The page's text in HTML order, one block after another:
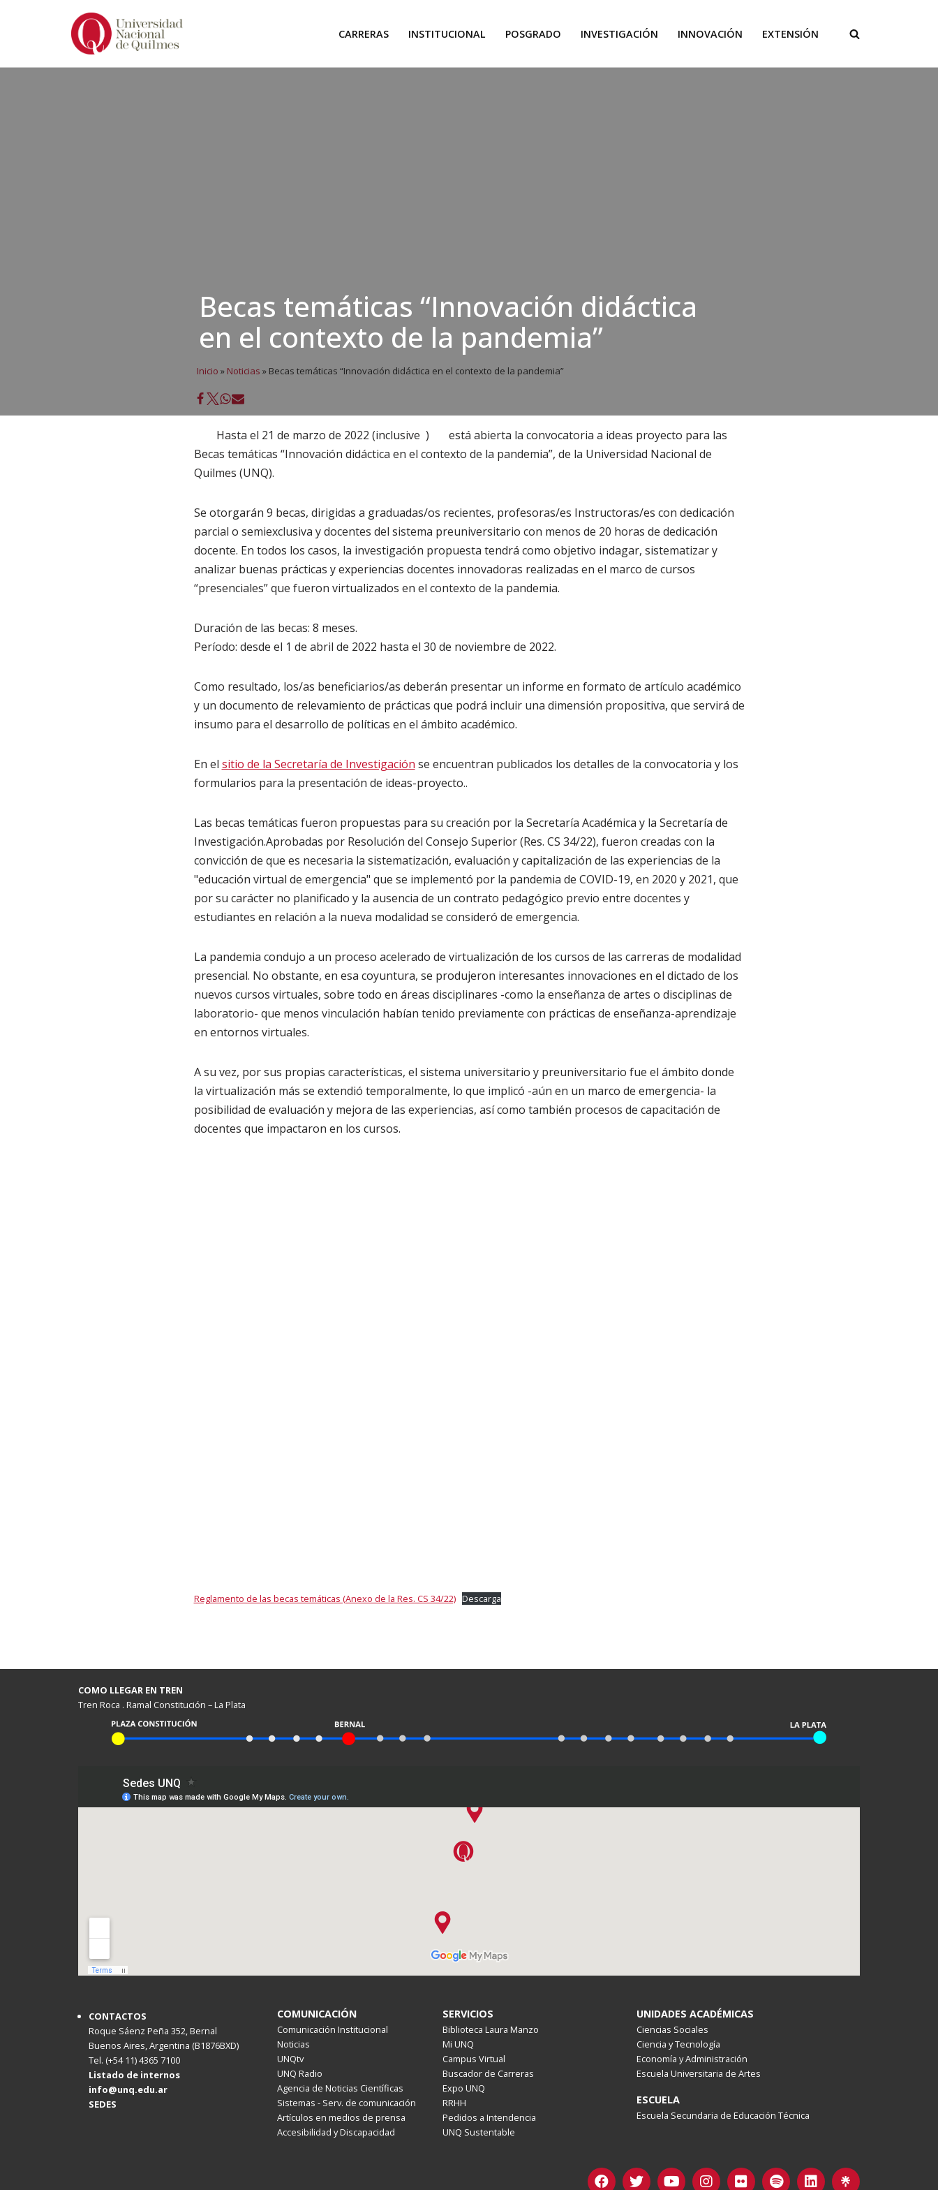
CARRERAS INSTITUCIONAL POSGRADO INVESTIGACIÓN INNOVACIÓN EXTENSIÓN
Becas temáticas “Innovación didáctica
en el contexto de la pandemia”
Inicio » Noticias » Becas temáticas “Innovación didáctica en el contexto de la pandemia”
Hasta el 21 de marzo de 2022 (inclusive )
está abierta la convocatoria a ideas proyecto para las
Becas temáticas “Innovación didáctica en el contexto de la pandemia”, de la Universidad Nacional de
Quilmes (UNQ).
Se otorgarán 9 becas, dirigidas a graduadas/os recientes, profesoras/es Instructoras/es con dedicación
parcial o semiexclusiva y docentes del sistema preuniversitario con menos de 20 horas de dedicación
docente. En todos los casos, la investigación propuesta tendrá como objetivo indagar, sistematizar y
analizar buenas prácticas y experiencias docentes innovadoras realizadas en el marco de cursos
“presenciales” que fueron virtualizados en el contexto de la pandemia.
Duración de las becas: 8 meses.
Período: desde el 1 de abril de 2022 hasta el 30 de noviembre de 2022.
Como resultado, los/as beneficiarios/as deberán presentar un informe en formato de artículo académico
y un documento de relevamiento de prácticas que podrá incluir una dimensión propositiva, que servirá de
insumo para el desarrollo de políticas en el ámbito académico.
En el sitio de la Secretaría de Investigación se encuentran publicados los detalles de la convocatoria y los
formularios para la presentación de ideas-proyecto..
Las becas temáticas fueron propuestas para su creación por la Secretaría Académica y la Secretaría de
Investigación.Aprobadas por Resolución del Consejo Superior (Res. CS 34/22), fueron creadas con la
convicción de que es necesaria la sistematización, evaluación y capitalización de las experiencias de la
"educación virtual de emergencia" que se implementó por la pandemia de COVID-19, en 2020 y 2021, que
por su carácter no planificado y la ausencia de un contrato pedagógico previo entre docentes y
estudiantes en relación a la nueva modalidad se consideró de emergencia.
La pandemia condujo a un proceso acelerado de virtualización de los cursos de las carreras de modalidad
presencial. No obstante, en esa coyuntura, se produjeron interesantes innovaciones en el dictado de los
nuevos cursos virtuales, sobre todo en áreas disciplinares -como la enseñanza de artes o disciplinas de
laboratorio- que menos vinculación habían tenido previamente con prácticas de enseñanza-aprendizaje
en entornos virtuales.
A su vez, por sus propias características, el sistema universitario y preuniversitario fue el ámbito donde
la virtualización más se extendió temporalmente, lo que implicó -aún en un marco de emergencia- la
posibilidad de evaluación y mejora de las experiencias, así como también procesos de capacitación de
docentes que impactaron en los cursos.
Reglamento de las becas temáticas (Anexo de la Res. CS 34/22) Descarga
COMO LLEGAR EN TREN
Tren Roca . Ramal Constitución – La Plata
CONTACTOS
Roque Sáenz Peña 352, Bernal
Buenos Aires, Argentina (B1876BXD)
Tel. (+54 11) 4365 7100
Listado de internos
info@unq.edu.ar
SEDES
COMUNICACIÓN
Comunicación Institucional
Noticias
UNQtv
UNQ Radio
Agencia de Noticias Científicas
Sistemas - Serv. de comunicación
Artículos en medios de prensa
Accesibilidad y Discapacidad
SERVICIOS
Biblioteca Laura Manzo
Mi UNQ
Campus Virtual
Buscador de Carreras
Expo UNQ
RRHH
Pedidos a Intendencia
UNQ Sustentable
UNIDADES ACADÉMICAS
Ciencias Sociales
Ciencia y Tecnología
Economía y Administración
Escuela Universitaria de Artes
ESCUELA
Escuela Secundaria de Educación Técnica